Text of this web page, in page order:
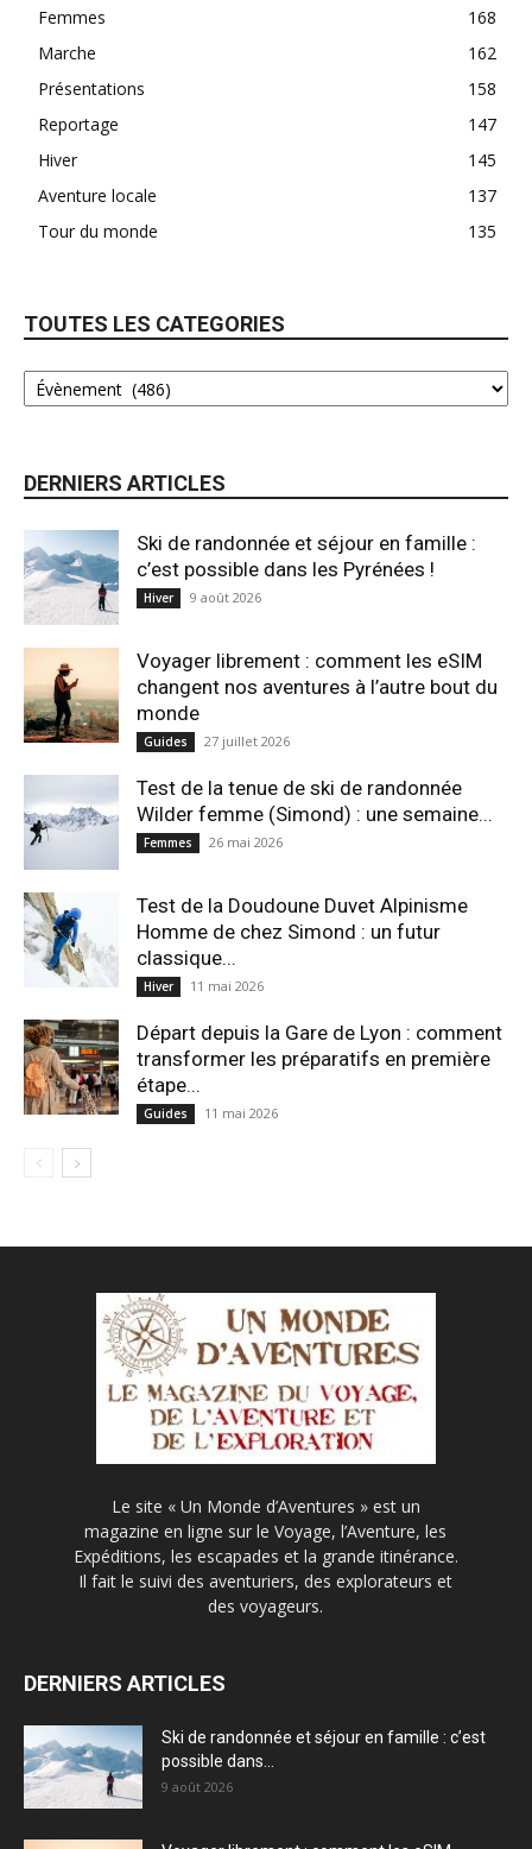
Femmes
168
Marche
162
Présentations
158
Reportage
147
Hiver
145
Aventure locale
137
Tour du monde
135
TOUTES LES CATEGORIES
DERNIERS ARTICLES
Ski de randonnée et séjour en famille :
c’est possible dans les Pyrénées !
Hiver 9 août 2026
Voyager librement : comment les eSIM
changent nos aventures à l’autre bout du
monde
Guides 27 juillet 2026
Test de la tenue de ski de randonnée
Wilder femme (Simond) : une semaine...
Femmes 26 mai 2026
Test de la Doudoune Duvet Alpinisme
Homme de chez Simond : un futur
classique...
Hiver 11 mai 2026
Départ depuis la Gare de Lyon : comment
transformer les préparatifs en pre⁠mière
étape...
Guides 11 mai 2026
Le site « Un Monde d’Aventures » est un
magazine en ligne sur le Voyage, l’Aventure, les
Expéditions, les escapades et la grande itinérance.
Il fait le suivi des aventuriers, des explorateurs et
des voyageurs.
DERNIERS ARTICLES
Ski de randonnée et séjour en famille : c’est
possible dans...
9 août 2026